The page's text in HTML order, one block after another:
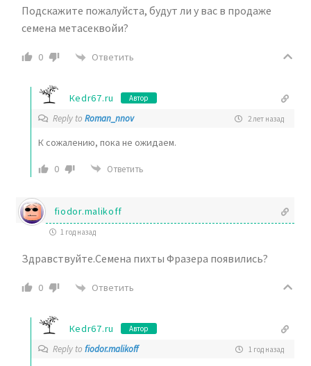
Подскажите пожалуйста, будут ли у вас в продаже
семена метасеквойи?
0 Ответить
Кedr67.ru Автор
Reply to Roman_nnov 2 лет назад
К сожалению, пока не ожидаем.
0 Ответить
fiodor.malikoff
1 год назад
Здравствуйте.Семена пихты Фразера появились?
0 Ответить
Кedr67.ru Автор
Reply to fiodor.malikoff 1 год назад